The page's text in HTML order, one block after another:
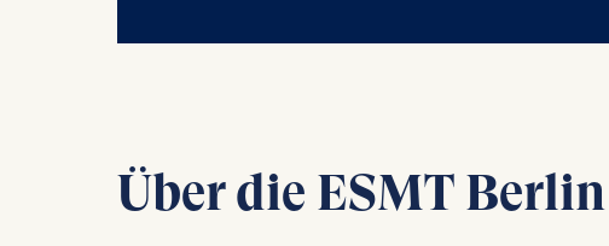
Über die ESMT Berlin
6(1)(f)) GDPR